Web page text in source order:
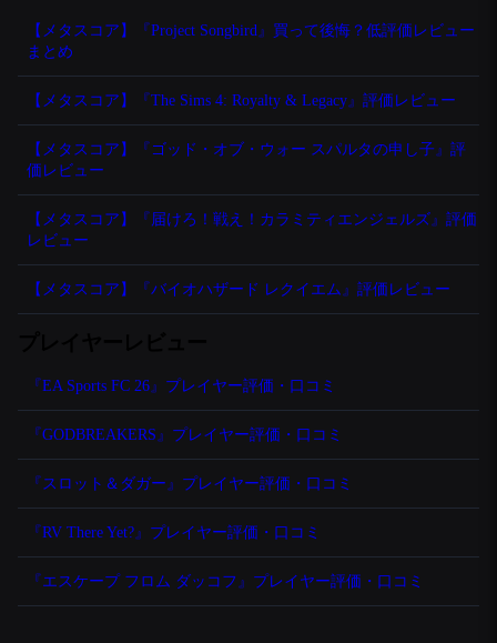
【メタスコア】『Project Songbird』買って後悔？低評価レビュー
まとめ
【メタスコア】『The Sims 4: Royalty & Legacy』評価レビュー
【メタスコア】『ゴッド・オブ・ウォー スパルタの申し子』評
価レビュー
【メタスコア】『届けろ！戦え！カラミティエンジェルズ』評価
レビュー
【メタスコア】『バイオハザード レクイエム』評価レビュー
『EA Sports FC 26』プレイヤー評価・口コミ
『GODBREAKERS』プレイヤー評価・口コミ
『スロット＆ダガー』プレイヤー評価・口コミ
『RV There Yet?』プレイヤー評価・口コミ
『エスケープ フロム ダッコフ』プレイヤー評価・口コミ